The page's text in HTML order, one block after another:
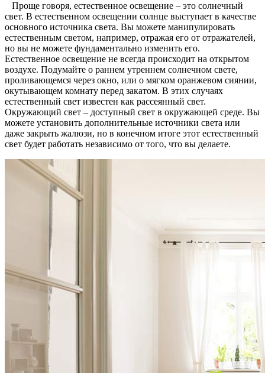
Проще говоря, естественное освещение – это солнечный
свет. В естественном освещении солнце выступает в качестве
основного источника света. Вы можете манипулировать
естественным светом, например, отражая его от отражателей,
но вы не можете фундаментально изменить его.
Естественное освещение не всегда происходит на открытом
воздухе. Подумайте о раннем утреннем солнечном свете,
проливающемся через окно, или о мягком оранжевом сиянии,
окутывающем комнату перед закатом. В этих случаях
естественный свет известен как рассеянный свет.
Окружающий свет – доступный свет в окружающей среде. Вы
можете установить дополнительные источники света или
даже закрыть жалюзи, но в конечном итоге этот естественный
свет будет работать независимо от того, что вы делаете.